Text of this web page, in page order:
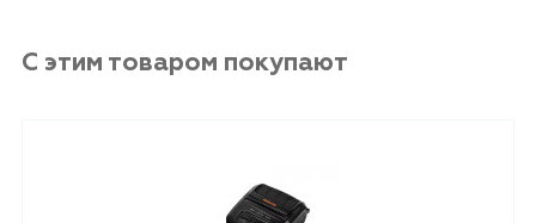
С этим товаром покупают